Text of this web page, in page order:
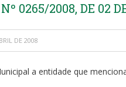
0265/2008, DE 02
DE 2008
a entidade que